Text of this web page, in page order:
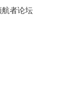
航者论坛